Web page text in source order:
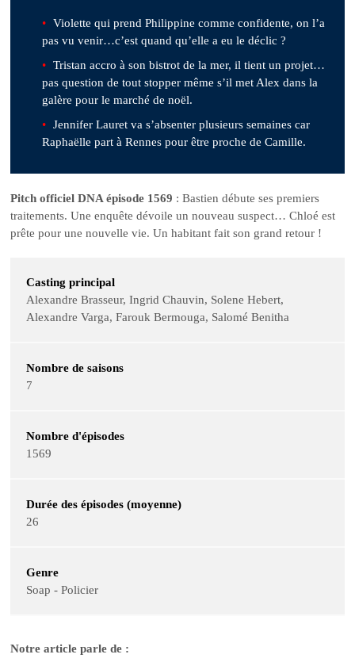
Violette qui prend Philippine comme confidente, on l’a
pas vu venir…c’est quand qu’elle a eu le déclic ?
Tristan accro à son bistrot de la mer, il tient un projet…
pas question de tout stopper même s’il met Alex dans la
galère pour le marché de noël.
Jennifer Lauret va s’absenter plusieurs semaines car
Raphaëlle part à Rennes pour être proche de Camille.
Pitch officiel DNA épisode 1569 : Bastien débute ses premiers
traitements. Une enquête dévoile un nouveau suspect… Chloé est
prête pour une nouvelle vie. Un habitant fait son grand retour !
Casting principal
Alexandre Brasseur, Ingrid Chauvin, Solene Hebert,
Alexandre Varga, Farouk Bermouga, Salomé Benitha
Nombre de saisons
7
Nombre d'épisodes
1569
Durée des épisodes (moyenne)
26
Genre
Soap - Policier
Notre article parle de :